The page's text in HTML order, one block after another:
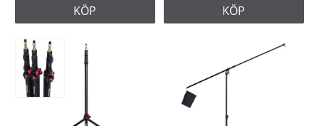
KÖP KÖP